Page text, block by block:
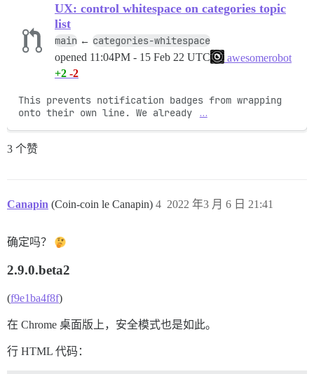
UX: control whitespace on categories topic
list
main ← categories-whitespace
opened 11:04PM - 15 Feb 22 UTC
awesomerobot
+2 -2
This prevents notification badges from wrapping
onto their own line. We already
…
3 个赞
Canapin (Coin-coin le Canapin) 2022 年3 月 6 日 21:41
4
确定吗？
2.9.0.beta2
(f9e1ba4f8f)
在 Chrome 桌面版上，安全模式也是如此。
行 HTML 代码：